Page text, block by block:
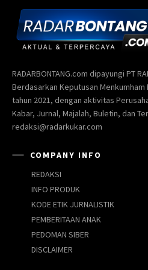
RADARBONTANG.com dipayungi PT
Berdasarkan Keputusan Menkumham
tahun 2021, dengan aktivitas
Kabar, Jurnal, Majalah, Buletin, dan
redaksi@radarkukar.com
COMPANY INFO
REDAKSI
INFO PRODUK
KODE ETIK JURNALISTIK
PEMBERITAAN ANAK
PEDOMAN SIBER
DISCLAIMER